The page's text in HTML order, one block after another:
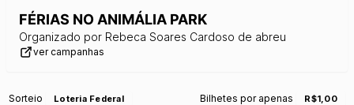
FÉRIAS NO ANIMÁLIA PARK
Organizado por Rebeca Soares Cardoso de abreu
ver campanhas
Sorteio Loteria Federal Bilhetes por apenas R$1,00